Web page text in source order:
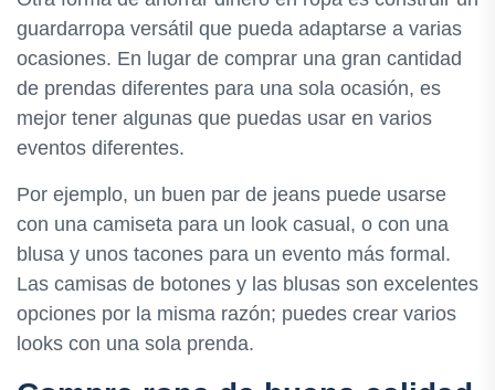
guardarropa versátil que pueda adaptarse a varias
ocasiones. En lugar de comprar una gran cantidad
de prendas diferentes para una sola ocasión, es
mejor tener algunas que puedas usar en varios
eventos diferentes.
Por ejemplo, un buen par de jeans puede usarse
con una camiseta para un look casual, o con una
blusa y unos tacones para un evento más formal.
Las camisas de botones y las blusas son excelentes
opciones por la misma razón; puedes crear varios
looks con una sola prenda.